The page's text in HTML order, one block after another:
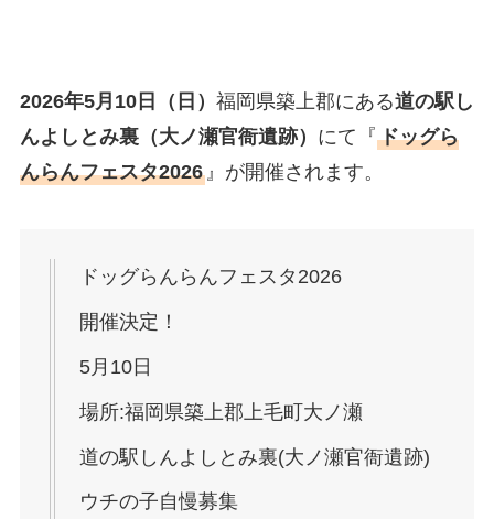
2026年5月10日（日） 福岡県築上郡にある道の駅し
んよしとみ裏（大ノ瀬官衙遺跡） にて『ドッグら
んらんフェスタ2026』が開催されます。
ドッグらんらんフェスタ2026
開催決定！
5月10日
場所:福岡県築上郡上毛町大ノ瀬
道の駅しんよしとみ裏(大ノ瀬官衙遺跡)
ウチの子自慢募集